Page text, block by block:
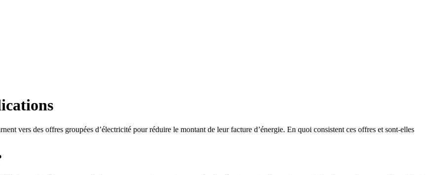
vers des offres groupées d’électricité pour réduire le montant de leur facture d’énergie. En quoi consistent ces offres et sont-elles